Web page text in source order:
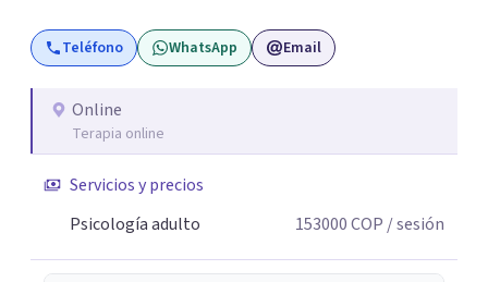
Teléfono WhatsApp Email
Online
Terapia online
Servicios y precios
Psicología adulto
153000COP / sesión